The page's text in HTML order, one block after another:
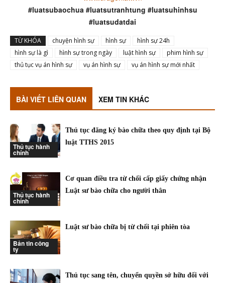
#luatsubaochua #luatsutranhtung #luatsuhinhsu
#luatsudatdai
TỪ KHÓA chuyện hình sự hình sự
hình sự 24h
hình sự là gì
hình sự trong ngày luật hình sự
phim hình sự
thủ tục vụ án hình sự
vụ án hình sự vụ án hình sự mới nhất
BÀI VIẾT LIÊN QUAN XEM TIN KHÁC
Thủ tục hành
chính
Thủ tục đăng ký bào chữa theo quy định tại Bộ
luật TTHS 2015
Thủ tục hành
chính
Cơ quan điều tra từ chối cấp giấy chứng nhận
Luật sư bào chữa cho người thân
Bản tin công
ty
Luật sư bào chữa bị từ chối tại phiên tòa
Thủ tục sang tên, chuyển quyền sở hữu đối với